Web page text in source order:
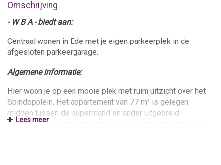
Omschrijving
- W B A - biedt aan:
Centraal wonen in Ede met je eigen parkeerplek in de
afgesloten parkeergarage.
Algemene informatie:
Hier woon je op een mooie plek met ruim uitzicht over het
Spindopplein. Het appartement van 77 m² is gelegen
midden tussen de supermarkt en ander uitgebreid
winkelaanbod. Het appartement is volledig gemeubileerd
Lees meer